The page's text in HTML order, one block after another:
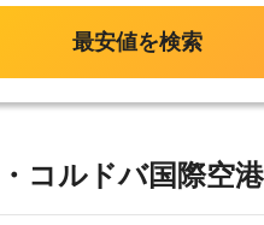
最安値を検索
コルドバ国際空